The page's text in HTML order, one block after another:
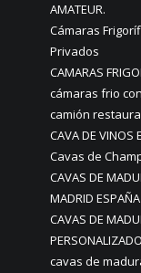
AMATEUR.
Cámaras
Privados
CAMARAS
cámaras frio
camión
CAVA DE VINOS
Cavas de
CAVAS DE
MADRID ESPAÑA
CAVAS DE
cavas de